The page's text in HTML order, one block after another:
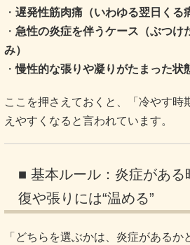
・ 遅発性筋肉痛（いわゆる翌日くる
・ 急性の炎症を伴うケース（ぶつけ
み）
・慢性的な張りや凝りがたまった状
ここを押さえておくと、「冷やす時
えやすくなると言われています。
■ 基本ルール：炎症がある
復や張りには“温める”
「どちらを選ぶかは、炎症がある